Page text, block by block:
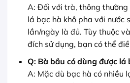
A: Đối với trà, thông
lá bạc hà khô pha với nước
lần/ngày là đủ. Tùy thuộc
đích sử dụng, bạn có thể
Q: Bà bầu có dùng được lá
A: Mặc dù bạc hà có nhiều